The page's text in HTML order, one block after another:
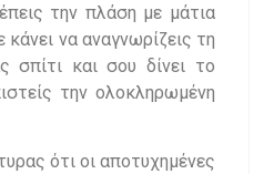
την πλάση με μάτια
να αναγνωρίζεις τη
σπίτι και σου δίνει το
την ολοκληρωμένη
ότι οι αποτυχημένες